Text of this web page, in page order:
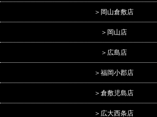
＞岡山倉敷店
＞岡山店
＞広島店
＞福岡小郡店
＞倉敷児島店
＞広大西条店